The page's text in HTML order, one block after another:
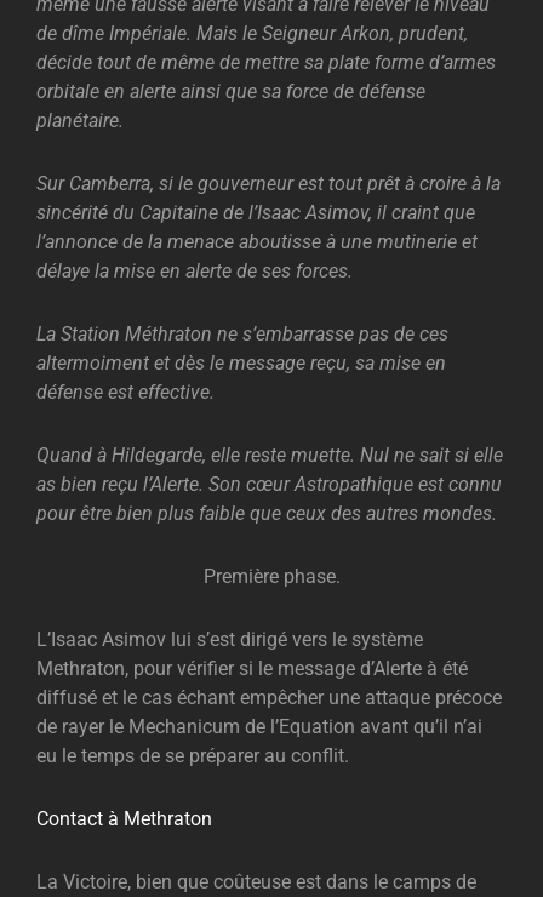
de dîme Impériale. Mais le Seigneur Arkon, prudent,
décide tout de même de mettre sa plate forme d’armes
orbitale en alerte ainsi que sa force de défense
planétaire.
Sur Camberra, si le gouverneur est tout prêt à croire à la
sincérité du Capitaine de l’Isaac Asimov, il craint que
l’annonce de la menace aboutisse à une mutinerie et
délaye la mise en alerte de ses forces.
La Station Méthraton ne s’embarrasse pas de ces
altermoiment et dès le message reçu, sa mise en
défense est effective.
Quand à Hildegarde, elle reste muette. Nul ne sait si elle
as bien reçu l’Alerte. Son cœur Astropathique est connu
pour être bien plus faible que ceux des autres mondes.
Première phase.
L’Isaac Asimov lui s’est dirigé vers le système
Methraton, pour vérifier si le message d’Alerte à été
diffusé et le cas échant empêcher une attaque précoce
de rayer le Mechanicum de l’Equation avant qu’il n’ai
eu le temps de se préparer au conflit.
Contact à Methraton
La Victoire, bien que coûteuse est dans le camps de